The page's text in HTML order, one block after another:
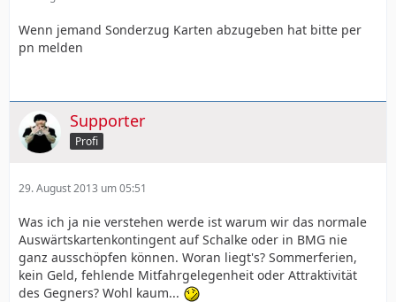
Wenn jemand Sonderzug Karten abzugeben hat bitte per
pn melden
Supporter
Profi
29. August 2013 um 05:51
Was ich ja nie verstehen werde ist warum wir das normale
Auswärtskartenkontingent auf Schalke oder in BMG nie
ganz ausschöpfen können. Woran liegt's? Sommerferien,
kein Geld, fehlende Mitfahrgelegenheit oder Attraktivität
des Gegners? Wohl kaum...